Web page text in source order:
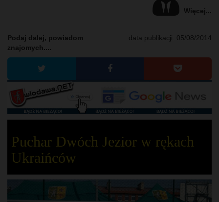
Więcej...
data publikacji: 05/08/2014
Podaj dalej, powiadom
znajomych....
Puchar Dwóch Jezior w rękach
Ukraińców